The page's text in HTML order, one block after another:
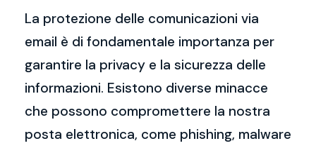
La protezione delle comunicazioni via
email è di fondamentale importanza per
garantire la privacy e la sicurezza delle
informazioni. Esistono diverse minacce
che possono compromettere la nostra
posta elettronica, come phishing, malware